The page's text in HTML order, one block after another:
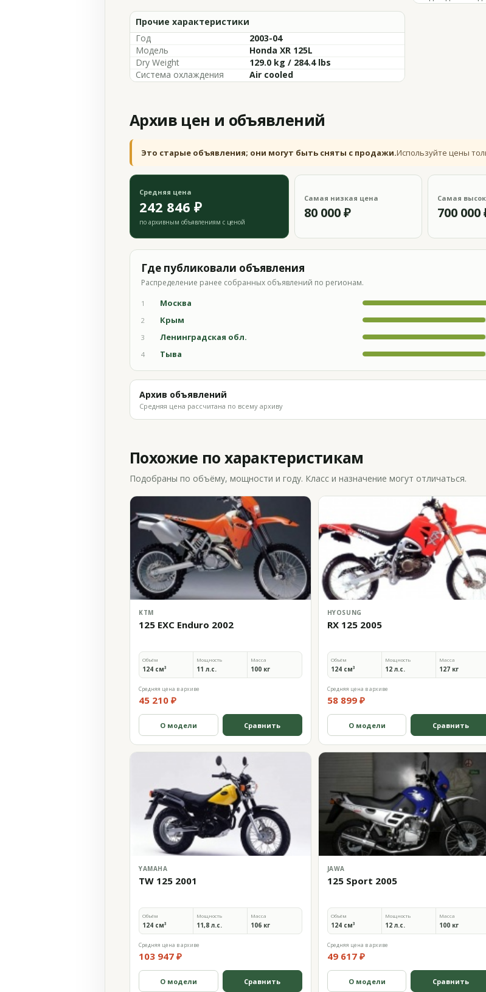
Прочие характеристики
Год
2003-04
Модель
Honda XR 125L
Dry Weight
129.0 kg / 284.4 lbs
Система охлаждения
Air cooled
Архив цен и объявлений
Это старые объявления; они могут быть сняты с продажи.Используйте цены
Средняя цена
242 846 ₽
по архивным объявлениям с ценой
Самая низкая цена
80 000 ₽
Самая
700 000
Где публиковали объявления
Распределение ранее собранных объявлений по регионам.
1 Москва
2
Крым
3
Ленинградская обл.
4
Тыва
Архив объявлений
Средняя цена рассчитана по всему архиву
Похожие по характеристикам
Подобраны по объёму, мощности и году. Класс и назначение могут отличаться.
KTM
125 EXC Enduro 2002
Объём
124 см³
Мощность
11 л.с.
Масса
100 кг
Средняя цена в архиве
45 210 ₽
О модели Сравнить
HYOSUNG
RX 125 2005
Объём
124 см³
Мощность
12 л.с.
Масса
127 кг
Средняя цена в архиве
58 899 ₽
О модели Сравнить
YAMAHA
TW 125 2001
Объём
124 см³
Мощность
11,8 л.с.
Масса
106 кг
Средняя цена в архиве
103 947 ₽
О модели Сравнить
JAWA
125 Sport 2005
Объём
124 см³
Мощность
12 л.с.
Масса
100 кг
Средняя цена в архиве
49 617 ₽
О модели Сравнить